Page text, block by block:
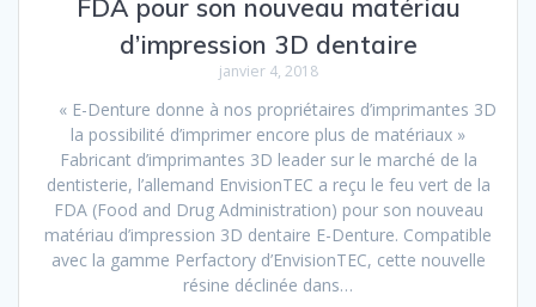
FDA pour son nouveau matériau
d’impression 3D dentaire
janvier 4, 2018
« E-Denture donne à nos propriétaires d’imprimantes 3D
la possibilité d’imprimer encore plus de matériaux »
Fabricant d’imprimantes 3D leader sur le marché de la
dentisterie, l’allemand EnvisionTEC a reçu le feu vert de la
FDA (Food and Drug Administration) pour son nouveau
matériau d’impression 3D dentaire E-Denture. Compatible
avec la gamme Perfactory d’EnvisionTEC, cette nouvelle
résine déclinée dans…